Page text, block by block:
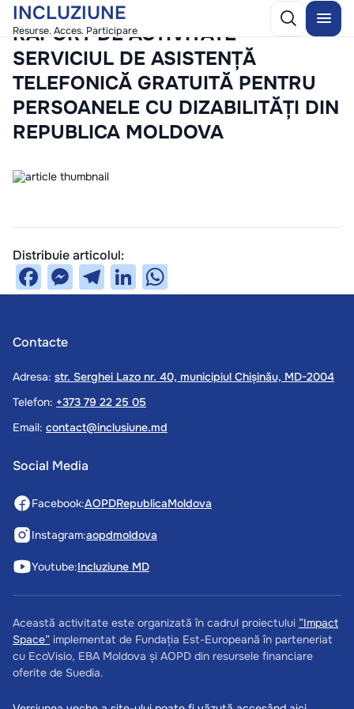
INCLUZIUNE
Resurse. Acces. Participare
/ 10 December 2025
RAPORT DE ACTIVITATE
SERVICIUL DE ASISTENȚĂ
TELEFONICĂ GRATUITĂ PENTRU
PERSOANELE CU DIZABILITĂȚI DIN
REPUBLICA MOLDOVA
Distribuie articolul:
Facebook
Messenger
Telegram
LinkedIn
Contacte
Adresa: str. Serghei Lazo nr. 40, municipiul Chișinău, MD-2004
Telefon: +373 79 22 25 05
Email: contact@inclusiune.md
Social Media
Facebook:AOPDRepublicaMoldova
Instagram:aopdmoldova
Youtube:Incluziune MD
Această activitate este organizată în cadrul proiectului ”Impact
Space” implementat de Fundația Est-Europeană în parteneriat
cu EcoVisio, EBA Moldova și AOPD din resursele financiare
oferite de Suedia.